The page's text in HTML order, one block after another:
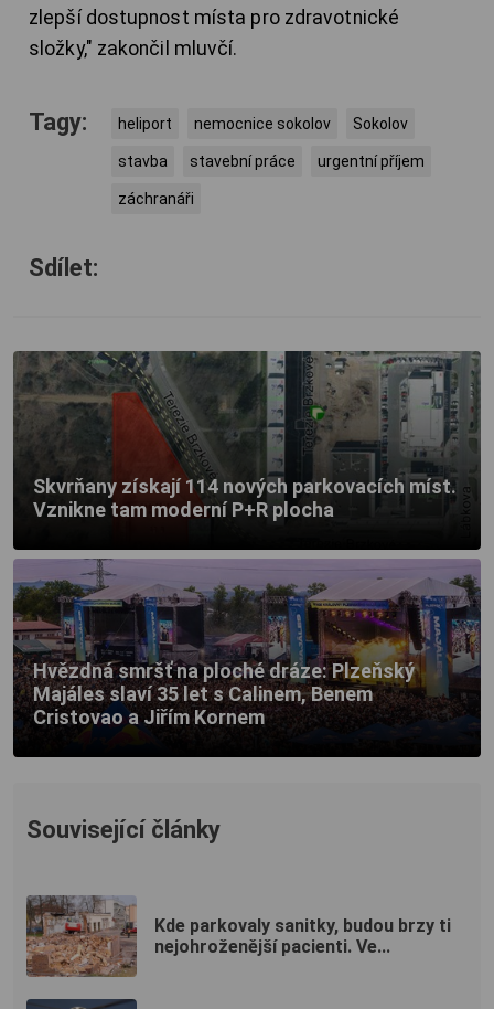
zlepší dostupnost místa pro zdravotnické
složky," zakončil mluvčí.
Tagy: heliport nemocnice sokolov Sokolov
stavba stavební práce urgentní příjem
záchranáři
Sdílet:
Skvrňany získají 114 nových parkovacích míst.
Vznikne tam moderní P+R plocha
Hvězdná smršť na ploché dráze: Plzeňský
Majáles slaví 35 let s Calinem, Benem
Cristovao a Jiřím Kornem
Související články
Kde parkovaly sanitky, budou brzy ti
nejohroženější pacienti. Ve...